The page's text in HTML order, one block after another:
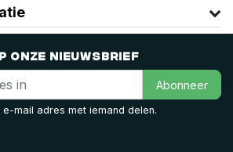
onze nieuwsbrief
Abonneer
mail adres met iemand delen.